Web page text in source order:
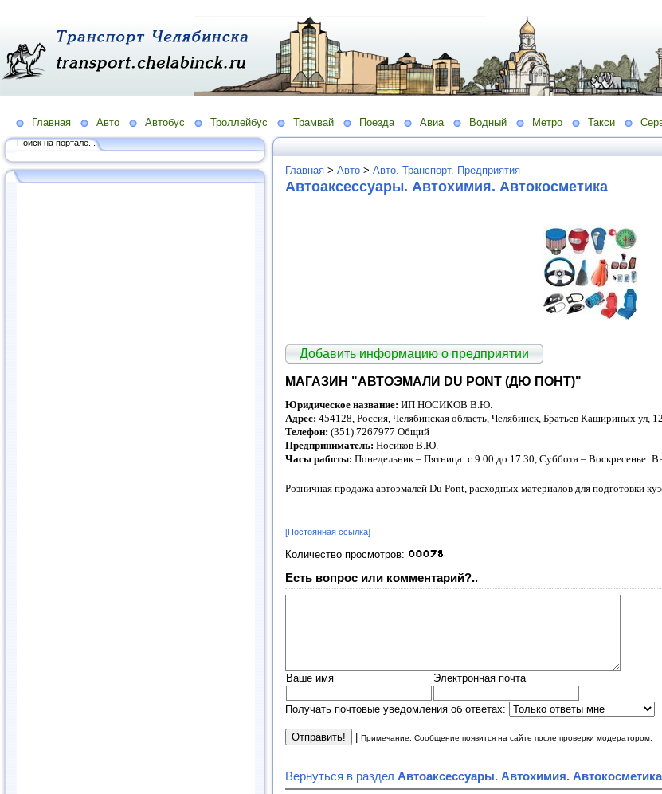
Главная Авто Автобус Троллейбус Трамвай Поезда Авиа Водный Метро Такси
Поиск на портале...
Главная > Авто > Авто. Транспорт. Предприятия
Автоаксессуары. Автохимия. Автокосметика
Добавить информацию о предприятии
МАГАЗИН "АВТОЭМАЛИ DU PONT (ДЮ ПОНТ)"
Юридическое название: ИП НОСИКОВ В.Ю.
Адрес: 454128, Россия, Челябинская область, Челябинск, Братьев Кашириных ул,
Телефон: (351) 7267977 Общий
Предприниматель: Носиков В.Ю.
Часы работы: Понедельник – Пятница: с 9.00 до 17.30, Суббота – Воскресенье:
Розничная продажа автоэмалей Du Рont, расходных материалов для подготовки
[Постоянная ссылка]
Количество просмотров:
Есть вопрос или комментарий?..
Ваше имя Электронная почта
Получать почтовые уведомления об ответах:
Примечание. Сообщение появится на сайте после проверки модератором.
Вернуться в раздел Автоаксессуары. Автохимия. Автокосметика